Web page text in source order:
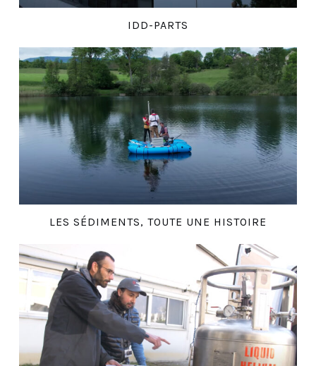
IDD-PARTS
LES SÉDIMENTS, TOUTE UNE HISTOIRE